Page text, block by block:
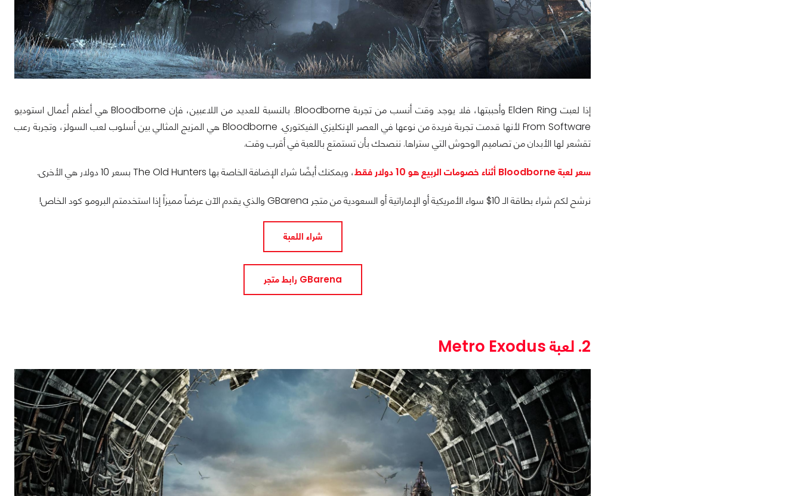
إذا لعبت Elden Ring وأحببتها، فلا يوجد وقت أنسب من تجربة Bloodborne. بالنسبة للعديد من اللاعبين، فإن Bloodborne هي أعظم أعمال استوديو
From Software لأنها قدمت تجربة فريدة من نوعها في العصر الإنكليزي الفيكتوري. Bloodborne هي المزيج المثالي بين أسلوب لعب السولز، وتجربة رعب
تقشعر لها الأبدان من تصاميم الوحوش التي ستراها. ننصحك بأن تستمتع باللعبة في أقرب وقت.
سعر لعبة Bloodborne أثناء خصومات الربيع هو 10 دولار فقط ، ويمكنك أيضًا شراء الإضافة الخاصة بها The Old Hunters بسعر 10 دولار هي الأخرى.
نرشح لكم شراء بطاقة الـ 10$ سواء الأمريكية أو الإماراتية أو السعودية من متجر GBarena والذي يقدم الآن عرضاً مميزاً إذا استخدمتم البرومو كود الخاص!
شراء اللعبة
رابط متجر GBarena
2. لعبة Metro Exodus